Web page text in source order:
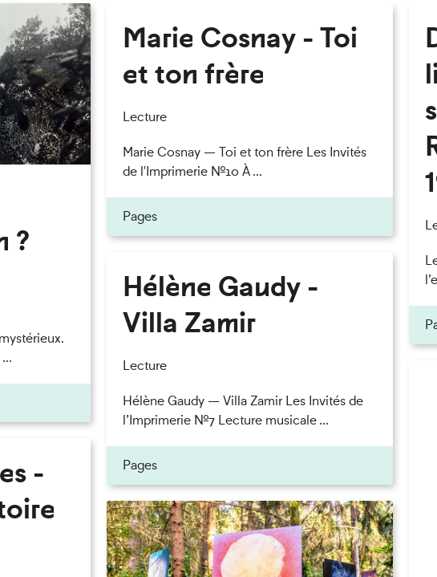
?
-
Marie Cosnay - Toi
et ton frère
Lecture
Marie Cosnay — Toi et ton frère Les Invités
de l'Imprimerie n°10 À ...
Pages
Hélène Gaudy -
Villa Zamir
Lecture
Hélène Gaudy — Villa Zamir Les Invités de
l’Imprimerie n°7 Lecture musicale ...
Pages